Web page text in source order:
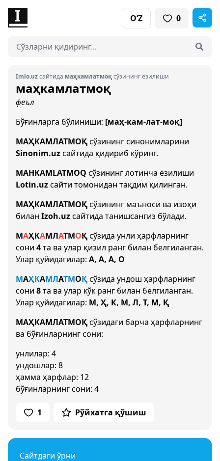
O‘Z 0
Imlo.uzсайтида маҳкамлатмоқсўзининг ёзилиши
маҳкамлатмоқ
феъл
Бўғинларга бўлиниши: [маҳ-кам-лат-моқ]
МАҲКАМЛАТМОҚсўзининг синонимларини
Sinonim.uzсайтида қидириб кўринг.
MAHKAMLATMOQ сўзининг лотинча ёзилиши
Lotin.uzсайти томонидан тақдим қилинган.
МАҲКАМЛАТМОҚсўзининг маъноси ва изоҳи
билан Izoh.uzсайтида танишсангиз бўлади.
МАҲКАМЛАТМОҚсўзида унли ҳарфларнинг
сони 4та ва улар қизил ранг билан белгиланган.
Улар қуйидагилар: А, А, А, О
МАҲКАМЛАТМОҚсўзида ундош ҳарфларнинг
сони 8та ва улар кўк ранг билан белгиланган.
Улар қуйидагилар: М, Ҳ, К, М, Л, Т, М, Қ
МАҲКАМЛАТМОҚсўзидаги барча ҳарфларнинг
ва бўғинларнинг сони:
унлилар: 4
ундошлар: 8
ҳамма ҳарфлар: 12
бўғинларнинг сони: 4
1 Рўйхатга қўшиш
Сайтдаги ўрни